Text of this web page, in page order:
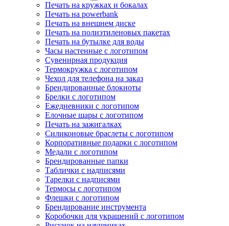
Печать на кружках и бокалах
Печать на powerbank
Печать на внешнем диске
Печать на полиэтиленовых пакетах
Печать на бутылке для воды
Часы настенные с логотипом
Сувенирная продукция
Термокружка с логотипом
Чехол для телефона на заказ
Брендированные блокноты
Брелки с логотипом
Ежедневники с логотипом
Елочные шары с логотипом
Печать на зажигалках
Силиконовые браслеты с логотипом
Корпоративные подарки с логотипом
Медали с логотипом
Брендированные папки
Таблички с надписями
Тарелки с надписями
Термосы с логотипом
Флешки с логотипом
Брендирование инструмента
Коробочки для украшений с логотипом